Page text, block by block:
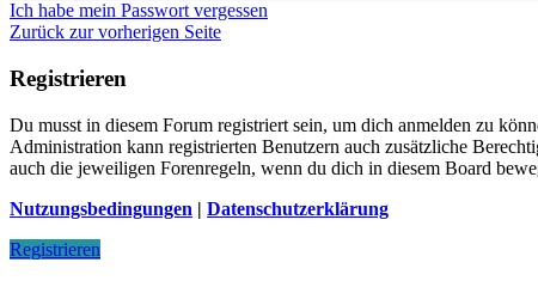
Ich habe mein Passwort vergessen
Zurück zur vorherigen Seite
Registrieren
Du musst in diesem Forum registriert sein, um dich anmelden zu
Administration kann registrierten Benutzern auch zusätzliche
auch die jeweiligen Forenregeln, wenn du dich in diesem Board
Nutzungsbedingungen | Datenschutzerklärung
Registrieren